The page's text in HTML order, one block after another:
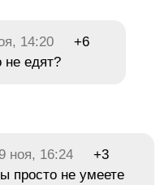
14:20
+6
не едят?
ноя, 16:24
+3
просто не умеете